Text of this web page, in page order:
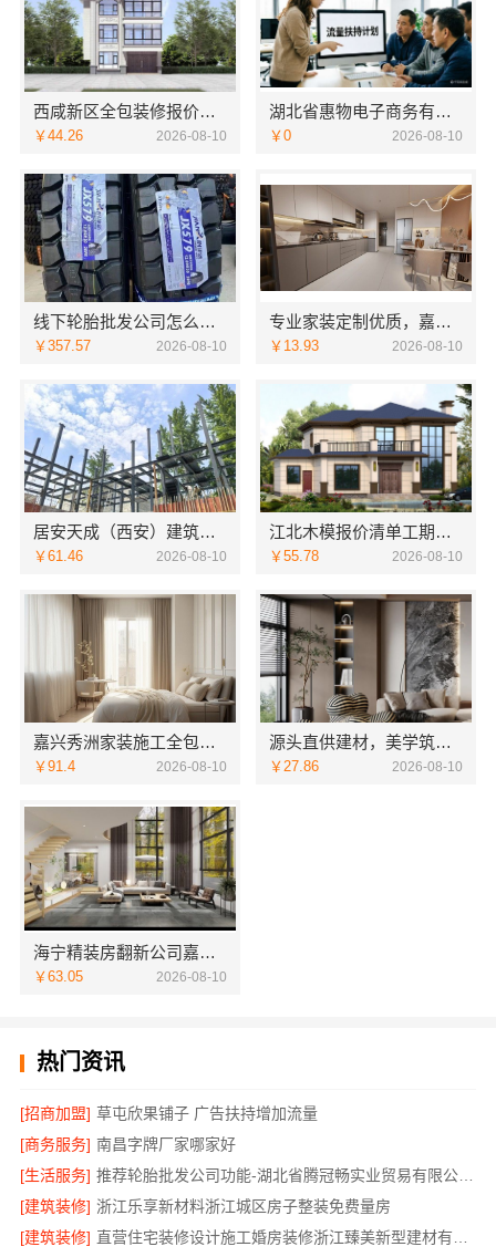
西咸新区全包装修报价，中蓝建投（北京）建设有限公司武功分公司透明预算
￥44.26 2026-08-10
湖北省惠物电子商务有限公司小型生鲜食品代理商价格参考
￥0 2026-08-10
线下轮胎批发公司怎么做_湖北省腾冠畅实业贸易有限公司
￥357.57 2026-08-10
专业家装定制优质，嘉兴绿色之家建材科技有限公司匠心呈现
￥13.93 2026-08-10
居安天成（西安）建筑工程有限责任公司：西安未央区专业装修公寓免费
￥61.46 2026-08-10
江北木模报价清单工期短，重庆御墅建筑材料有限公司为您服务
￥55.78 2026-08-10
嘉兴秀洲家装施工全包透明报价，嘉兴美派建材科技有限公司
￥91.4 2026-08-10
源头直供建材，美学筑家别墅装修性价比高
￥27.86 2026-08-10
海宁精装房翻新公司嘉兴家美建材科技
￥63.05 2026-08-10
热门资讯
[招商加盟] 草屯欣果铺子 广告扶持增加流量
[商务服务] 南昌字牌厂家哪家好
[生活服务]
推荐轮胎批发公司功能-湖北省腾冠畅实业贸易有限公司一站式服务
[建筑装修] 浙江乐享新材料浙江城区房子整装免费量房
[建筑装修]